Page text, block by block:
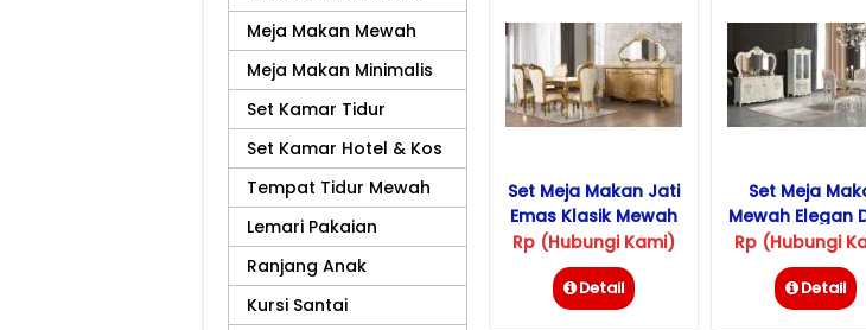
Set Meja Makan Jati
Emas Klasik Mewah
Ukiran Jepara
Rp (Hubungi Kami)
Detail
Set Meja
Mewah Elegan
Putih
Rp (Hubungi
Detail
Meja Makan Mewah
Meja Makan Minimalis
Set Kamar Tidur
Set Kamar Hotel & Kos
Tempat Tidur Mewah
Lemari Pakaian
Ranjang Anak
Kursi Santai